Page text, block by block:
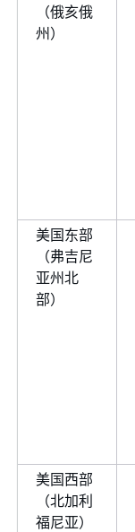
（俄亥俄
州）
美国东部
（弗吉尼
亚州北
部）
美国西部
（北加利
福尼亚）